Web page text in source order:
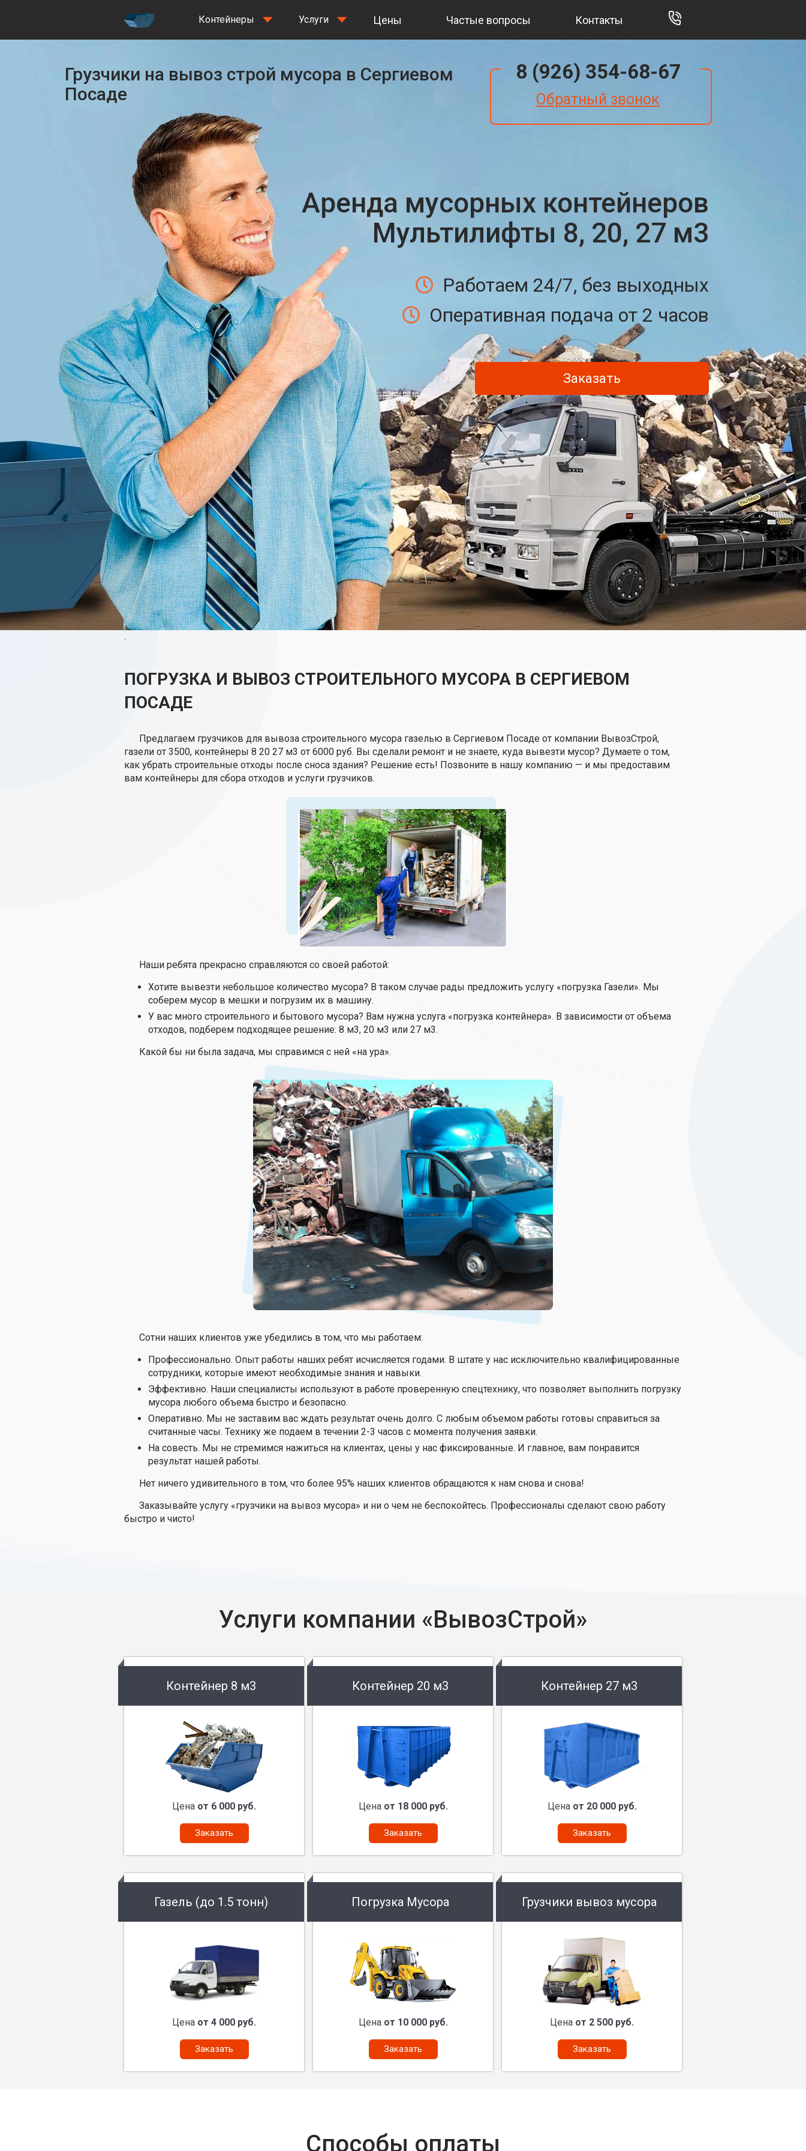
Контейнеры Услуги Цены Частые вопросы Контакты
Грузчики на вывоз строй мусора в Сергиевом
Посаде
8 (926) 354-68-67
Обратный звонок
Аренда мусорных контейнеров
Мультилифты 8, 20, 27 м3
Работаем 24/7, без выходных
Оперативная подача от 2 часов
Заказать
.
ПОГРУЗКА И ВЫВОЗ СТРОИТЕЛЬНОГО МУСОРА В СЕРГИЕВОМ
ПОСАДЕ
Предлагаем грузчиков для вывоза строительного мусора газелью в Сергиевом Посаде от компании ВывозСтрой,
газели от 3500, контейнеры 8 20 27 м3 от 6000 руб. Вы сделали ремонт и не знаете, куда вывезти мусор? Думаете о том,
как убрать строительные отходы после сноса здания? Решение есть! Позвоните в нашу компанию — и мы предоставим
вам контейнеры для сбора отходов и услуги грузчиков.
Наши ребята прекрасно справляются со своей работой:
Хотите вывезти небольшое количество мусора? В таком случае рады предложить услугу «погрузка Газели». Мы
соберем мусор в мешки и погрузим их в машину.
У вас много строительного и бытового мусора? Вам нужна услуга «погрузка контейнера». В зависимости от объема
отходов, подберем подходящее решение: 8 м3, 20 м3 или 27 м3.
Какой бы ни была задача, мы справимся с ней «на ура».
Сотни наших клиентов уже убедились в том, что мы работаем:
Профессионально. Опыт работы наших ребят исчисляется годами. В штате у нас исключительно квалифицированные
сотрудники, которые имеют необходимые знания и навыки.
Эффективно. Наши специалисты используют в работе проверенную спецтехнику, что позволяет выполнить погрузку
мусора любого объема быстро и безопасно.
Оперативно. Мы не заставим вас ждать результат очень долго. С любым объемом работы готовы справиться за
считанные часы. Технику же подаем в течении 2-3 часов с момента получения заявки.
На совесть. Мы не стремимся нажиться на клиентах, цены у нас фиксированные. И главное, вам понравится
результат нашей работы.
Нет ничего удивительного в том, что более 95% наших клиентов обращаются к нам снова и снова!
Заказывайте услугу «грузчики на вывоз мусора» и ни о чем не беспокойтесь. Профессионалы сделают свою работу
быстро и чисто!
Услуги компании «ВывозСтрой»
Контейнер 8 м3
Цена от 6 000 руб.
Заказать
Контейнер 20 м3
Цена от 18 000 руб.
Заказать
Контейнер 27 м3
Цена от 20 000 руб.
Заказать
Газель (до 1.5 тонн)
Цена от 4 000 руб.
Заказать
Погрузка Мусора
Цена от 10 000 руб.
Заказать
Грузчики вывоз мусора
Цена от 2 500 руб.
Заказать
Способы оплаты